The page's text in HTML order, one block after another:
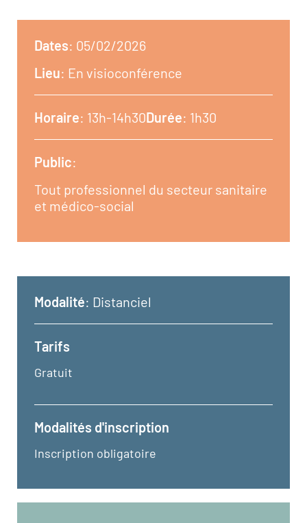
Dates: 05/02/2026
Lieu: En visioconférence
Horaire: 13h-14h30Durée: 1h30
Public:
Tout professionnel du secteur sanitaire
et médico-social
Modalité: Distanciel
Tarifs
Gratuit
Modalités d'inscription
Inscription obligatoire